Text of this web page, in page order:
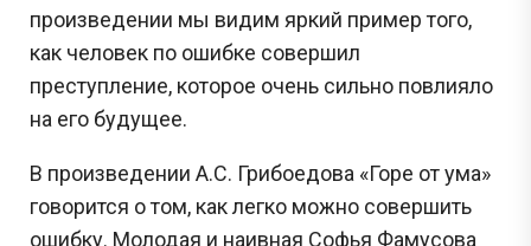
произведении мы видим яркий пример того,
как человек по ошибке совершил
преступление, которое очень сильно повлияло
на его будущее.
В произведении А.С. Грибоедова «Горе от ума»
говорится о том, как легко можно совершить
ошибку. Молодая и наивная Софья Фамусова